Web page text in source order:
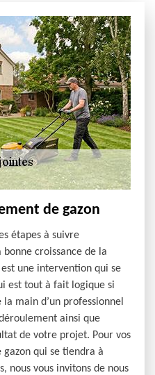
de gazon
étapes à suivre
croissance de la
une intervention qui se
est tout à fait logique si
main d’un professionnel
ainsi que
de votre projet. Pour vos
gazon qui se tiendra à
nous vous invitons de nous